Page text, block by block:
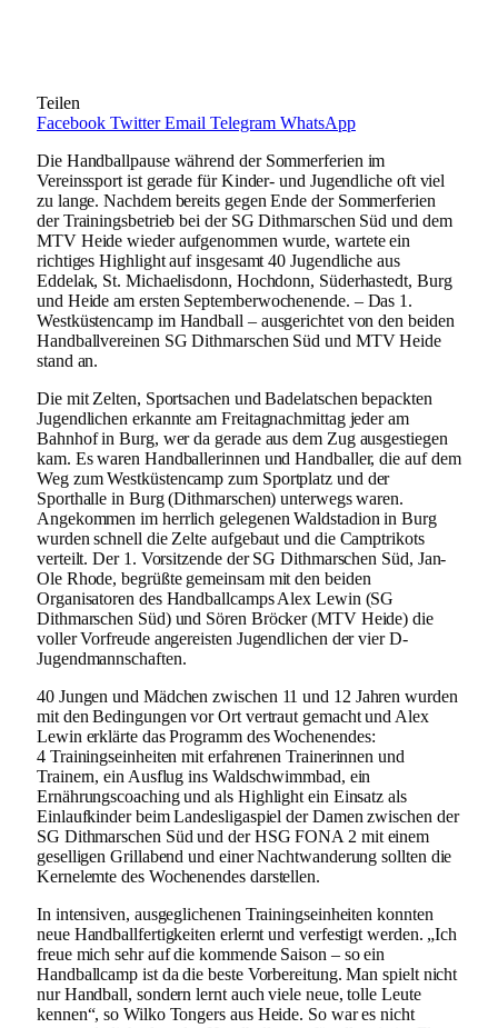
Teilen
Facebook Twitter Email Telegram WhatsApp
Die Handballpause während der Sommerferien im
Vereinssport ist gerade für Kinder- und Jugendliche oft viel
zu lange. Nachdem bereits gegen Ende der Sommerferien
der Trainingsbetrieb bei der SG Dithmarschen Süd und dem
MTV Heide wieder aufgenommen wurde, wartete ein
richtiges Highlight auf insgesamt 40 Jugendliche aus
Eddelak, St. Michaelisdonn, Hochdonn, Süderhastedt, Burg
und Heide am ersten Septemberwochenende. – Das 1.
Westküstencamp im Handball – ausgerichtet von den beiden
Handballvereinen SG Dithmarschen Süd und MTV Heide
stand an.
Die mit Zelten, Sportsachen und Badelatschen bepackten
Jugendlichen erkannte am Freitagnachmittag jeder am
Bahnhof in Burg, wer da gerade aus dem Zug ausgestiegen
kam. Es waren Handballerinnen und Handballer, die auf dem
Weg zum Westküstencamp zum Sportplatz und der
Sporthalle in Burg (Dithmarschen) unterwegs waren.
Angekommen im herrlich gelegenen Waldstadion in Burg
wurden schnell die Zelte aufgebaut und die Camptrikots
verteilt. Der 1. Vorsitzende der SG Dithmarschen Süd, Jan-
Ole Rhode, begrüßte gemeinsam mit den beiden
Organisatoren des Handballcamps Alex Lewin (SG
Dithmarschen Süd) und Sören Bröcker (MTV Heide) die
voller Vorfreude angereisten Jugendlichen der vier D-
Jugendmannschaften.
40 Jungen und Mädchen zwischen 11 und 12 Jahren wurden
mit den Bedingungen vor Ort vertraut gemacht und Alex
Lewin erklärte das Programm des Wochenendes:
4 Trainingseinheiten mit erfahrenen Trainerinnen und
Trainern, ein Ausflug ins Waldschwimmbad, ein
Ernährungscoaching und als Highlight ein Einsatz als
Einlaufkinder beim Landesligaspiel der Damen zwischen der
SG Dithmarschen Süd und der HSG FONA 2 mit einem
geselligen Grillabend und einer Nachtwanderung sollten die
Kernelemte des Wochenendes darstellen.
In intensiven, ausgeglichenen Trainingseinheiten konnten
neue Handballfertigkeiten erlernt und verfestigt werden. „Ich
freue mich sehr auf die kommende Saison – so ein
Handballcamp ist da die beste Vorbereitung. Man spielt nicht
nur Handball, sondern lernt auch viele neue, tolle Leute
kennen“, so Wilko Tongers aus Heide. So war es nicht